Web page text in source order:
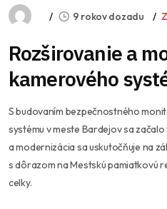
9 rokov dozadu
Rozširovanie a
kamerového
S budovaním bezpečnostného
systému v meste Bardejov sa
a modernizácia sa uskutočňuje na
s dôrazom na Mestskú pamiatkovú
celky.